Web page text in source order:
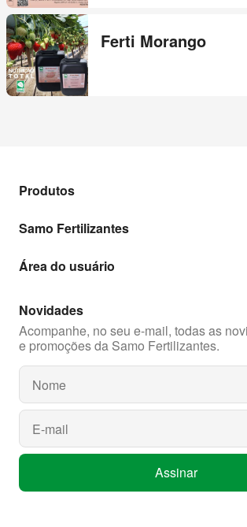
Ferti Morango
Produtos
Samo Fertilizantes
Área do usuário
Novidades
Acompanhe, no seu e-mail, todas as
e promoções da Samo Fertilizantes.